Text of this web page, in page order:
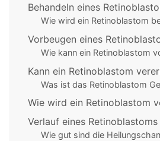
Behandeln eines
Wie wird ein Retinoblastom
Vorbeugen eines
Wie kann ein Retinoblastom
Kann ein Retinoblastom
Was ist das Retinoblastom
Wie wird ein Retinoblastom
Verlauf eines Retinoblastoms
Wie gut sind die